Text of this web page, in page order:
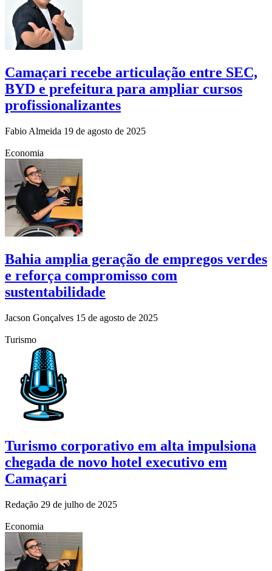
Camaçari recebe articulação entre SEC,
BYD e prefeitura para ampliar cursos
profissionalizantes
Fabio Almeida 19 de agosto de 2025
Economia
Bahia amplia geração de empregos verdes
e reforça compromisso com
sustentabilidade
Jacson Gonçalves 15 de agosto de 2025
Turismo
Turismo corporativo em alta impulsiona
chegada de novo hotel executivo em
Camaçari
Redação 29 de julho de 2025
Economia